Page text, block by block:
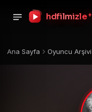
hdfilmizle +
Ana Sayfa Oyuncu Arşivi